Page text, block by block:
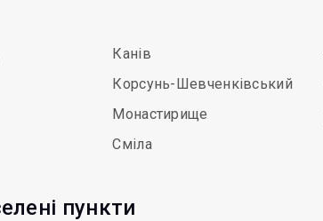
Канів
Корсунь-Шевченківський
Монастирище
Сміла
пункти